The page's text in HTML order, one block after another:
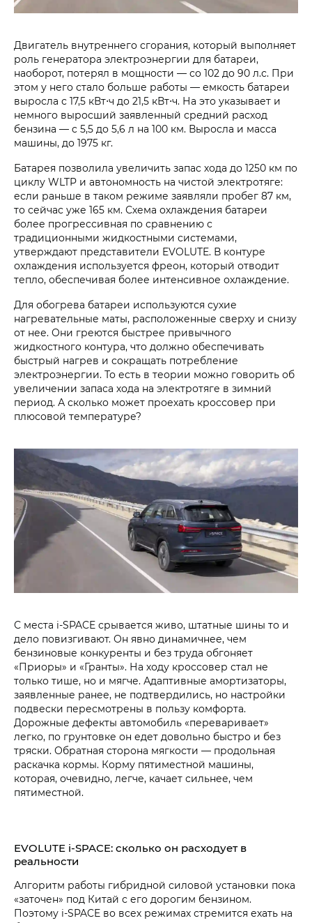
Двигатель внутреннего сгорания, который выполняет
роль генератора электроэнергии для батареи,
наоборот, потерял в мощности — со 102 до 90 л.с. При
этом у него стало больше работы — емкость батареи
выросла с 17,5 кВт⋅ч до 21,5 кВт⋅ч. На это указывает и
немного выросший заявленный средний расход
бензина — c 5,5 до 5,6 л на 100 км. Выросла и масса
машины, до 1975 кг.
Батарея позволила увеличить запас хода до 1250 км по
циклу WLTP и автономность на чистой электротяге:
если раньше в таком режиме заявляли пробег 87 км,
то сейчас уже 165 км. Схема охлаждения батареи
более прогрессивная по сравнению с
традиционными жидкостными системами,
утверждают представители EVOLUTE. В контуре
охлаждения используется фреон, который отводит
тепло, обеспечивая более интенсивное охлаждение.
Для обогрева батареи используются сухие
нагревательные маты, расположенные сверху и снизу
от нее. Они греются быстрее привычного
жидкостного контура, что должно обеспечивать
быстрый нагрев и сокращать потребление
электроэнергии. То есть в теории можно говорить об
увеличении запаса хода на электротяге в зимний
период. А сколько может проехать кроссовер при
плюсовой температуре?
С места i‑SPACE срывается живо, штатные шины то и
дело повизгивают. Он явно динамичнее, чем
бензиновые конкуренты и без труда обгоняет
«Приоры» и «Гранты». На ходу кроссовер стал не
только тише, но и мягче. Адаптивные амортизаторы,
заявленные ранее, не подтвердились, но настройки
подвески пересмотрены в пользу комфорта.
Дорожные дефекты автомобиль «переваривает»
легко, по грунтовке он едет довольно быстро и без
тряски. Обратная сторона мягкости — продольная
раскачка кормы. Корму пятиместной машины,
которая, очевидно, легче, качает сильнее, чем
пятиместной.
EVOLUTE i‑SPACE: сколько он расходует в
реальности
Алгоритм работы гибридной силовой установки пока
«заточен» под Китай с его дорогим бензином.
Поэтому i‑SPACE во всех режимах стремится ехать на